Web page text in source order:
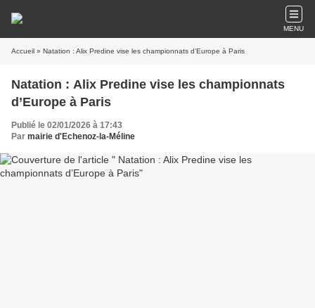
MENU
Accueil » Natation : Alix Predine vise les championnats d’Europe à Paris
Natation : Alix Predine vise les championnats
d’Europe à Paris
Publié le 02/01/2026 à 17:43
Par mairie d'Echenoz-la-Méline